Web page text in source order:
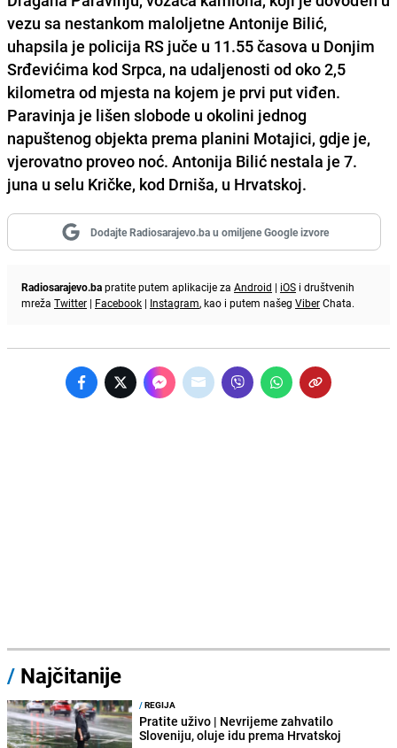
vezu sa nestankom maloljetne Antonije Bilić,
uhapsila je policija RS juče u 11.55 časova u Donjim
Srđevićima kod Srpca, na udaljenosti od oko 2,5
kilometra od mjesta na kojem je prvi put viđen.
Paravinja je lišen slobode u okolini jednog
napuštenog objekta prema planini Motajici, gdje je,
vjerovatno proveo noć. Antonija Bilić nestala je 7.
juna u selu Kričke, kod Drniša, u Hrvatskoj.
Dodajte Radiosarajevo.ba u omiljene Google izvore
Radiosarajevo.bapratite putem aplikacije za Android | iOS i društvenih
mreža Twitter | Facebook | Instagram, kao i putem našeg ViberChata.
/ Najčitanije
/REGIJA
Pratite uživo | Nevrijeme zahvatilo
Sloveniju, oluje idu prema Hrvatskoj